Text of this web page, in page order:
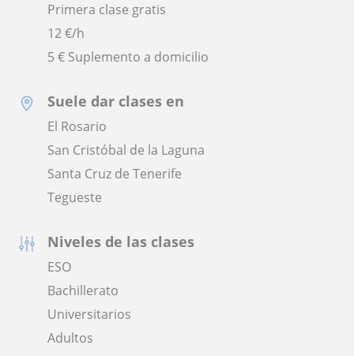
Primera clase gratis
12€/h
5 € Suplemento a domicilio
Suele dar clases en
El Rosario
San Cristóbal de la Laguna
Santa Cruz de Tenerife
Tegueste
Niveles de las clases
ESO
Bachillerato
Universitarios
Adultos